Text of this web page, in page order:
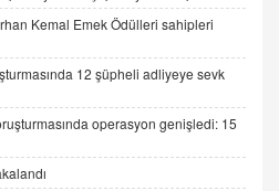
Yüzüne Vurulan Şamar:
Kemal Emek Ödülleri sahipleri
12 şüpheli adliyeye sevk
operasyon genişledi: 15